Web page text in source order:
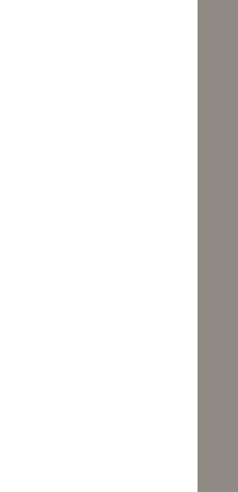
Interpretation
Scheitholz
harmonisch
sich ihre
lassen.
bis elegant: Die
sind in
und
Sie können aber
gestrichen